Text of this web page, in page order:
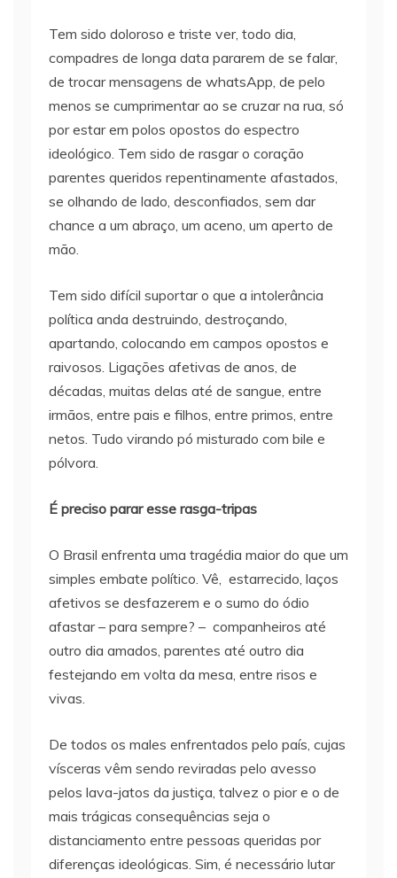
Tem sido doloroso e triste ver, todo dia,
compadres de longa data pararem de se falar,
de trocar mensagens de whatsApp, de pelo
menos se cumprimentar ao se cruzar na rua, só
por estar em polos opostos do espectro
ideológico. Tem sido de rasgar o coração
parentes queridos repentinamente afastados,
se olhando de lado, desconfiados, sem dar
chance a um abraço, um aceno, um aperto de
mão.
Tem sido difícil suportar o que a intolerância
política anda destruindo, destroçando,
apartando, colocando em campos opostos e
raivosos. Ligações afetivas de anos, de
décadas, muitas delas até de sangue, entre
irmãos, entre pais e filhos, entre primos, entre
netos. Tudo virando pó misturado com bile e
pólvora.
É preciso parar esse rasga-tripas
O Brasil enfrenta uma tragédia maior do que um
simples embate político. Vê, estarrecido, laços
afetivos se desfazerem e o sumo do ódio
afastar – para sempre? – companheiros até
outro dia amados, parentes até outro dia
festejando em volta da mesa, entre risos e
vivas.
De todos os males enfrentados pelo país, cujas
vísceras vêm sendo reviradas pelo avesso
pelos lava-jatos da justiça, talvez o pior e o de
mais trágicas consequências seja o
distanciamento entre pessoas queridas por
diferenças ideológicas. Sim, é necessário lutar